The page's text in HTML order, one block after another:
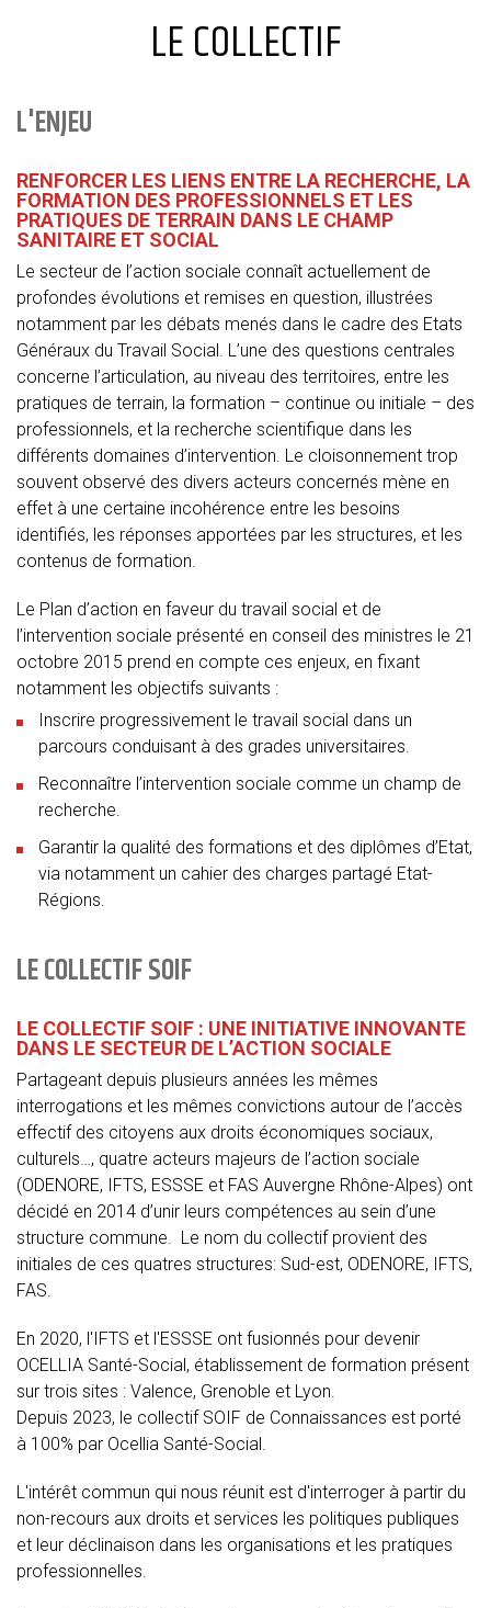
LE COLLECTIF
L'ENJEU
RENFORCER LES LIENS ENTRE LA RECHERCHE, LA
FORMATION DES PROFESSIONNELS ET LES
PRATIQUES DE TERRAIN DANS LE CHAMP
SANITAIRE ET SOCIAL
Le secteur de l’action sociale connaît actuellement de
profondes évolutions et remises en question, illustrées
notamment par les débats menés dans le cadre des Etats
Généraux du Travail Social. L’une des questions centrales
concerne l’articulation, au niveau des territoires, entre les
pratiques de terrain, la formation – continue ou initiale – des
professionnels, et la recherche scientifique dans les
différents domaines d’intervention. Le cloisonnement trop
souvent observé des divers acteurs concernés mène en
effet à une certaine incohérence entre les besoins
identifiés, les réponses apportées par les structures, et les
contenus de formation.
Le Plan d’action en faveur du travail social et de
l’intervention sociale présenté en conseil des ministres le 21
octobre 2015 prend en compte ces enjeux, en fixant
notamment les objectifs suivants :
Inscrire progressivement le travail social dans un
parcours conduisant à des grades universitaires.
Reconnaître l’intervention sociale comme un champ de
recherche.
Garantir la qualité des formations et des diplômes d’Etat,
via notamment un cahier des charges partagé Etat-
Régions.
LE COLLECTIF SOIF
LE COLLECTIF SOIF : UNE INITIATIVE INNOVANTE
DANS LE SECTEUR DE L’ACTION SOCIALE
Partageant depuis plusieurs années les mêmes
interrogations et les mêmes convictions autour de l’accès
effectif des citoyens aux droits économiques sociaux,
culturels…, quatre acteurs majeurs de l’action sociale
(ODENORE, IFTS, ESSSE et FAS Auvergne Rhône-Alpes) ont
décidé en 2014 d’unir leurs compétences au sein d’une
structure commune. Le nom du collectif provient des
initiales de ces quatres structures: Sud-est, ODENORE, IFTS,
FAS.
En 2020, l'IFTS et l'ESSSE ont fusionnés pour devenir
OCELLIA Santé-Social, établissement de formation présent
sur trois sites : Valence, Grenoble et Lyon.
Depuis 2023, le collectif SOIF de Connaissances est porté
à 100% par Ocellia Santé-Social.
L'intérêt commun qui nous réunit est d'interroger à partir du
non-recours aux droits et services les politiques publiques
et leur déclinaison dans les organisations et les pratiques
professionnelles.